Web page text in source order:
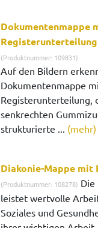
Dokumentenmappe
Registerunterteilung
(Produktnummer: 109831)
Auf den Bildern
Dokumentenmappe
Registerunterteilung,
senkrechten
strukturierte ... (mehr)
Diakonie-Mappe mit
(Produktnummer: 108278) Die
leistet wertvolle
Soziales und